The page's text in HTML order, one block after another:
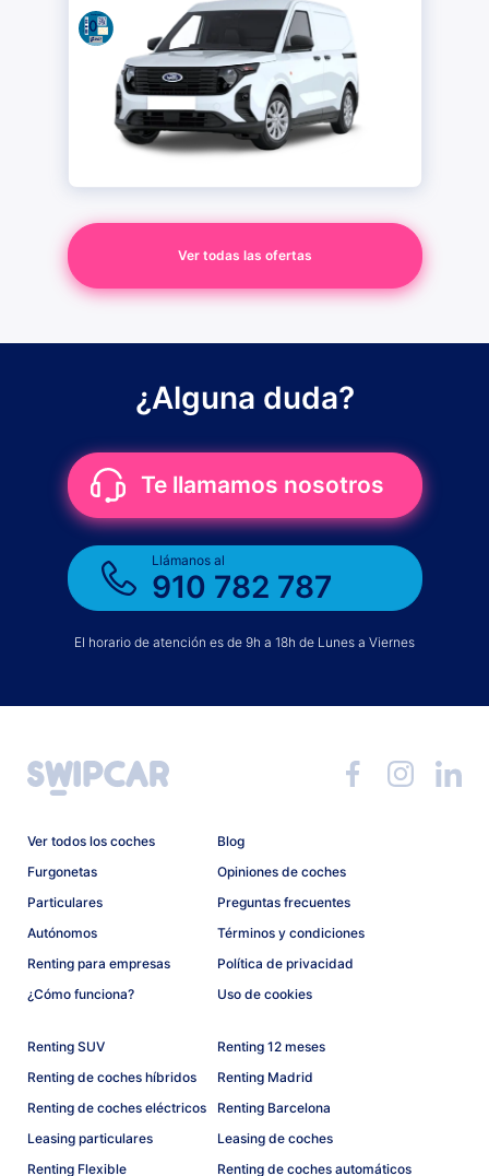
Ver todas las ofertas
¿Alguna duda?
Te llamamos nosotros
Llámanos al
910 782 787
El horario de atención es de 9h a 18h de Lunes a Viernes
Ver todos los coches
Furgonetas
Particulares
Autónomos
Renting para empresas
¿Cómo funciona?
Blog
Opiniones de coches
Preguntas frecuentes
Términos y condiciones
Política de privacidad
Uso de cookies
Renting SUV
Renting de coches híbridos
Renting de coches eléctricos
Leasing particulares
Renting Flexible
Renting 12 meses
Renting Madrid
Renting Barcelona
Leasing de coches
Renting de coches automáticos